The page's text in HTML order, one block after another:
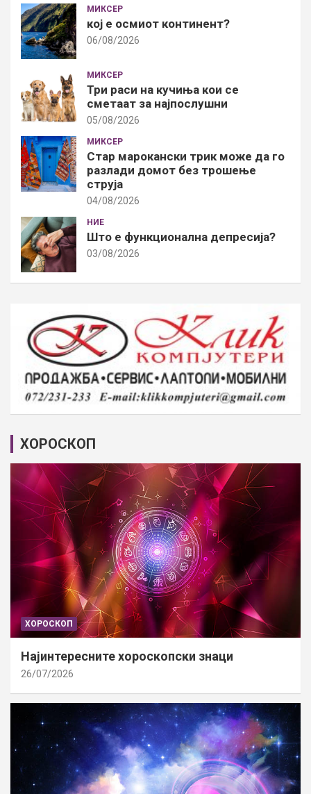
МИКСЕР
кој е осмиот континент?
06/08/2026
МИКСЕР
Три раси на кучиња кои се
сметаат за најпослушни
05/08/2026
МИКСЕР
Стар марокански трик може да го
разлади домот без трошење
струја
04/08/2026
НИЕ
Што е функционална депресија?
03/08/2026
ХОРОСКОП
ХОРОСКОП
Најинтересните хороскопски знаци
26/07/2026